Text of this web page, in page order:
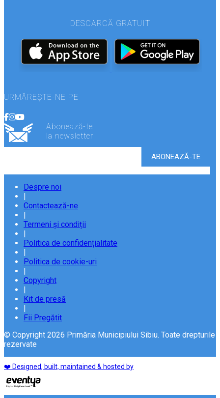
DESCARCĂ GRATUIT
URMĂREȘTE-NE PE
Abonează-te
la newsletter
Despre noi
|
Contactează-ne
|
Termeni și condiții
|
Politica de confidențialitate
|
Politica de cookie-uri
|
Copyright
|
Kit de presă
|
Fii Pregătit
© Copyright 2026 Primăria Municipiului Sibiu. Toate drepturile
rezervate
❤️ Designed, built, maintained & hosted by